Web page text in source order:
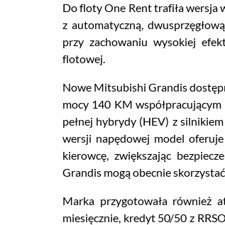
Do floty One Rent trafiła wersja
z automatyczną,
przy zachowaniu wysokiej
flotowej.
Nowe Mitsubishi Grandis
mocy 140 KM
pełnej hybrydy (HEV) z
wersji napędowej model
kierowcę, zwiększając
Grandis mogą obecnie
Marka przygotowała również
miesięcznie, kredyt 50/50 z